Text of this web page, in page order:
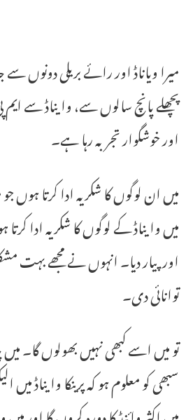
میرا ویاناڈ اور رائے بریلی دونوں
پچھلے پانچ سالوں سے، وایناڈ سے ایم
اور خوشگوار تجربہ رہا ہے۔
میں ان لوگوں کا شکریہ ادا کرتا
میں وایناڈ کے لوگوں کا شکریہ ادا
اور پیار دیا۔ انہوں نے مجھے
توانائی دی۔
تو میں اسے کبھی نہیں بھولوں گا۔ میں
سبھی کو معلوم ہو کہ پرینکا وایناڈ